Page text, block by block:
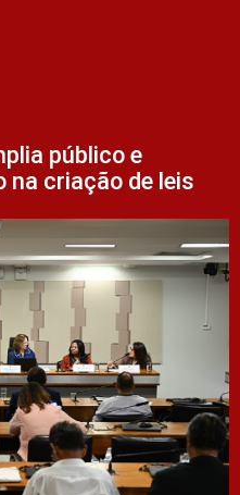
público e
criação de leis